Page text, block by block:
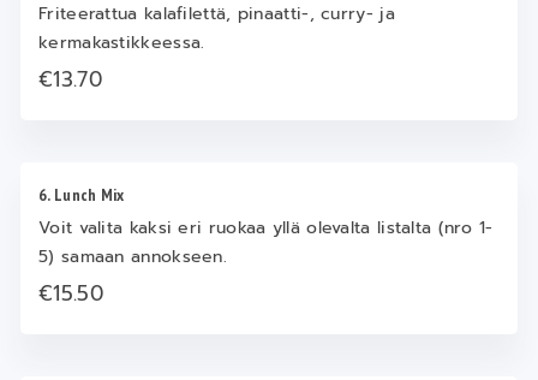
Friteerattua kalafilettä, pinaatti-, curry- ja
kermakastikkeessa.
€13.70
6. Lunch Mix
Voit valita kaksi eri ruokaa yllä olevalta listalta (nro 1-
5) samaan annokseen.
€15.50